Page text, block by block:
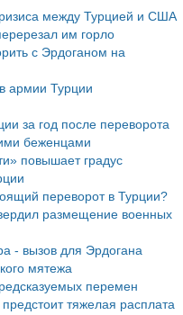
между Турцией и США
им горло
с Эрдоганом на
армии Турции
за год после переворота
беженцами
повышает градус
переворот в Турции?
размещение военных
- вызов для Эрдогана
мятежа
перемен
тяжелая расплата